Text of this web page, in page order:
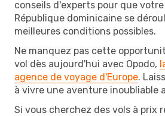
conseils d'experts pour que
République dominicaine se
meilleures conditions possibles.
Ne manquez pas cette
vol dès aujourd'hui avec Opodo,
agence de voyage d'Europe.
à vivre une aventure inoubliable
Si vous cherchez des vols à prix